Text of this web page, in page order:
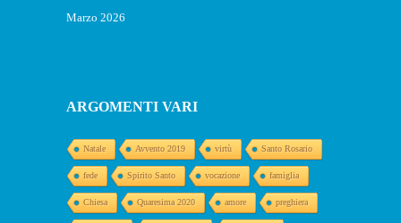
Marzo 2026
ARGOMENTI VARI
Natale Avvento 2019 virtù Santo Rosario
fede Spirito Santo vocazione famiglia
Chiesa Quaresima 2020 amore preghiera